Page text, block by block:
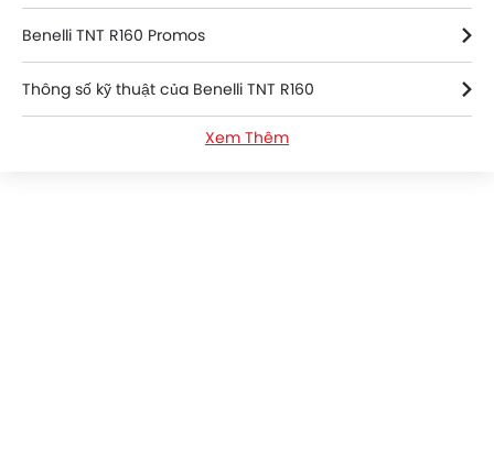
Benelli TNT R160 Promos
Thông số kỹ thuật của Benelli TNT R160
Xem Thêm